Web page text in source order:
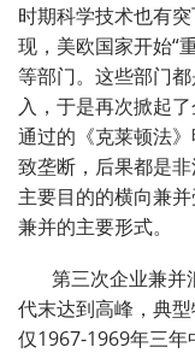
时期科学技术也有
现，美欧国家开始“
等部门。这些部门
入，于是再次掀起
通过的《克莱顿法
致垄断，后果都是
主要目的的横向兼
兼并的主要形式。
第三次企业兼并
代末达到高峰，典
仅1967-1969年三年